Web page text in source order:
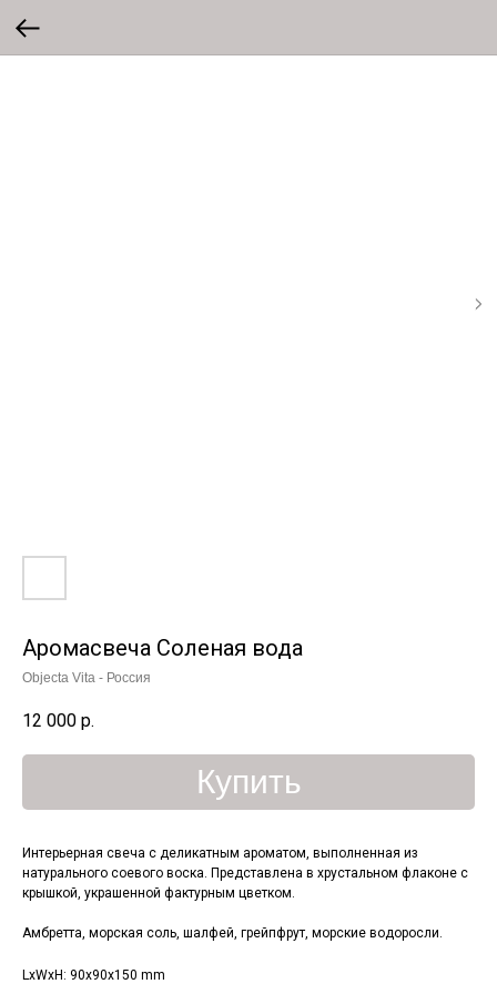
Аромасвеча Соленая вода
Objecta Vita - Россия
12 000 р.
Купить
Интерьерная свеча с деликатным ароматом, выполненная из
натурального соевого воска. Представлена в хрустальном флаконе с
крышкой, украшенной фактурным цветком.
Амбретта, морская соль, шалфей, грейпфрут, морские водоросли.
LxWxH: 90x90x150 mm